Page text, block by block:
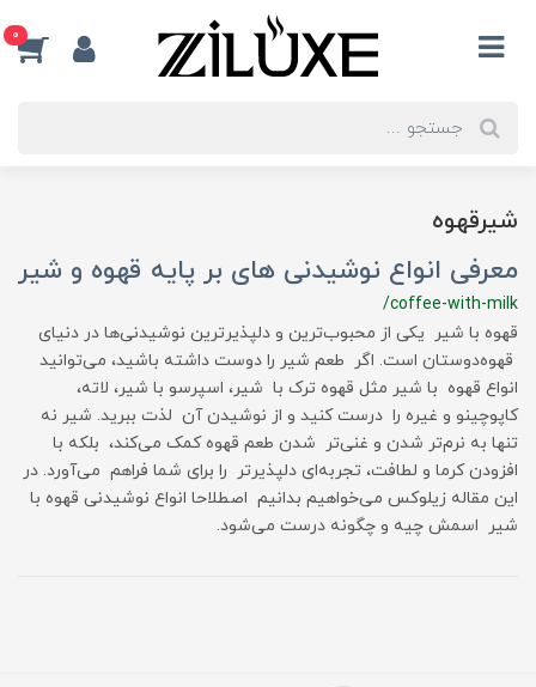
0
شیرقهوه
معرفی انواع نوشیدنی های بر پایه قهوه و شیر
/coffee-with-milk
قهوه با شیر یکی از محبوب‌ترین و دلپذیرترین نوشیدنی‌ها در دنیای
قهوه‌دوستان است. اگر طعم شیر را دوست داشته باشید، می‌توانید
انواع قهوه با شیر مثل قهوه ترک با شیر، اسپرسو با شیر، لاته،
کاپوچینو و غیره را درست کنید و از نوشیدن آن لذت ببرید. شیر نه
تنها به نرم‌تر شدن و غنی‌تر شدن طعم قهوه کمک می‌کند، بلکه با
افزودن کرما و لطافت، تجربه‌ای دلپذیرتر را برای شما فراهم می‌آورد. در
این مقاله زیلوکس می‌خواهیم بدانیم اصطلاحا انواع نوشیدنی قهوه با
شیر اسمش چیه و چگونه درست می‌شود.